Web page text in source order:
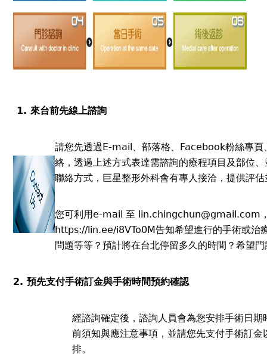
1. 來台前先線上諮詢
請您先透過E-mail、部落格、Facebook粉絲專頁
絡，透過上述方式表達需諮詢的療程項目及部位
聯絡方式，巨星整形外科會有專人接洽，提供評
您可利用e-mail 至 lin.chingchun@gmail.com
https://lin.ee/i8VTo0M告知希望進行的手術或治
問題等等？預計將在台北停留多久的時間？希望
2. 預先支付手術訂金與手術時間預約確認
經諮詢確定後，諮詢人員會為您安排手術日
前須知與應注意事項，並請您先支付手術訂
排。